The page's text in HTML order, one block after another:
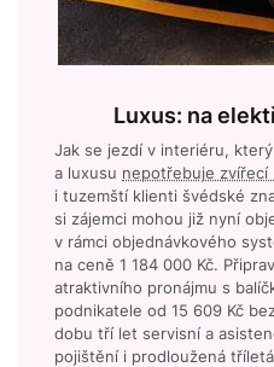
Luxus: na
Jak se jezdí v interiéru,
a luxusu nepotřebuje zvířecí
i tuzemští klienti švédské
si zájemci mohou již nyní
v rámci objednávkového
na ceně 1 184 000 Kč.
atraktivního pronájmu s
podnikatele od 15 609 Kč
dobu tří let servisní a
pojištění i prodloužená